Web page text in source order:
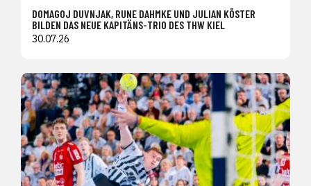
DOMAGOJ DUVNJAK, RUNE DAHMKE UND JULIAN KÖSTER
BILDEN DAS NEUE KAPITÄNS-TRIO DES THW KIEL
30.07.26